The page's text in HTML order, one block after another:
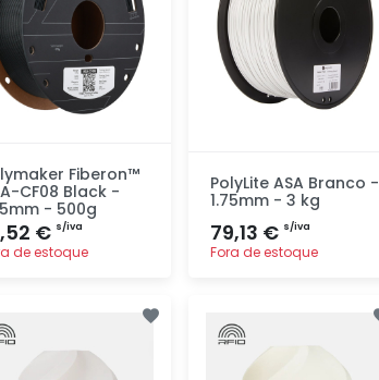
Fiberon™
CF08 Black -
- 500g
€ s/iva
de estoque
PolyLite ASA Branco -
1.75mm - 3 kg
79,13 € s/iva
Fora de estoque